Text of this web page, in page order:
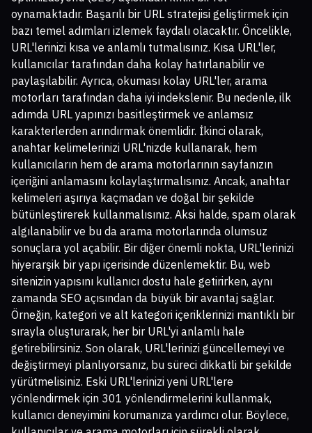
oynamaktadır. Başarılı bir URL stratejisi geliştirmek için
bazı temel adımları izlemek faydalı olacaktır. Öncelikle,
URL'lerinizi kısa ve anlamlı tutmalısınız. Kısa URL'ler,
kullanıcılar tarafından daha kolay hatırlanabilir ve
paylaşılabilir. Ayrıca, okuması kolay URL'ler, arama
motorları tarafından daha iyi indekslenir. Bu nedenle, ilk
adımda URL yapınızı basitleştirmek ve anlamsız
karakterlerden arındırmak önemlidir. İkinci olarak,
anahtar kelimelerinizi URL'nizde kullanarak, hem
kullanıcıların hem de arama motorlarının sayfanızın
içeriğini anlamasını kolaylaştırmalısınız. Ancak, anahtar
kelimeleri aşırıya kaçmadan ve doğal bir şekilde
bütünleştirerek kullanmalısınız. Aksi halde, spam olarak
algılanabilir ve bu da arama motorlarında olumsuz
sonuçlara yol açabilir. Bir diğer önemli nokta, URL'lerinizi
hiyerarşik bir yapı içerisinde düzenlemektir. Bu, web
sitenizin yapısını kullanıcı dostu hale getirirken, aynı
zamanda SEO açısından da büyük bir avantaj sağlar.
Örneğin, kategori ve alt kategori içeriklerinizi mantıklı bir
sırayla oluşturarak, her bir URL'yi anlamlı hale
getirebilirsiniz. Son olarak, URL'lerinizi güncellemeyi ve
değiştirmeyi planlıyorsanız, bu süreci dikkatli bir şekilde
yürütmelisiniz. Eski URL'lerinizi yeni URL'lere
yönlendirmek için 301 yönlendirmelerini kullanmak,
kullanıcı deneyimini korumanıza yardımcı olur. Böylece,